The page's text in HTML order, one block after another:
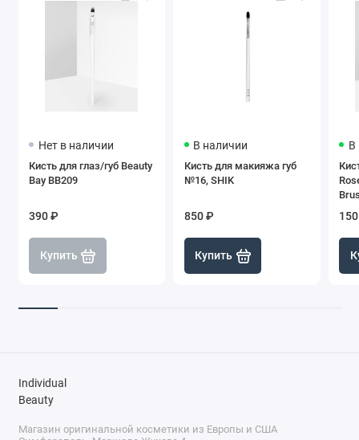
Нет в наличии
Кисть для глаз/губ Beauty
Bay BB209
390 ₽
Купить
В наличии
Кисть для макияжа губ
№16, SHIK
850 ₽
Купить
В
Individual
Beauty
Магазин оригинальной косметики из Европы и США